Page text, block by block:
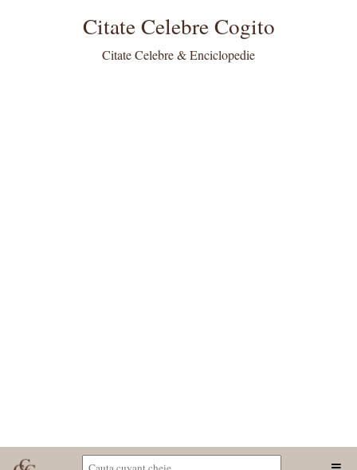
Citate Celebre Cogito
Citate Celebre & Enciclopedie